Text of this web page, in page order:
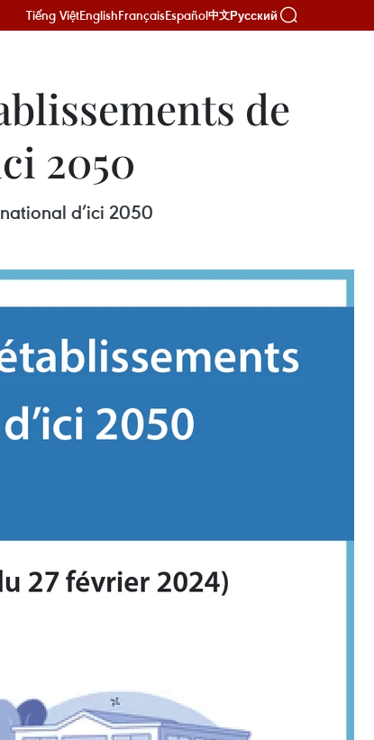
Tiếng ViệtEnglishFrançaisEspañol中文Русский
de
2050
d’ici 2050